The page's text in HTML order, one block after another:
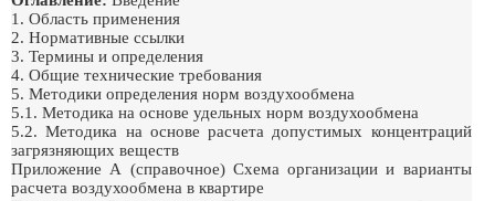
1. Область применения
2. Нормативные ссылки
3. Термины и определения
4. Общие технические требования
5. Методики определения норм воздухообмена
5.1. Методика на основе удельных норм воздухообмена
5.2. Методика на основе расчета допустимых концентраций
загрязняющих веществ
Приложение А (справочное) Схема организации и варианты
расчета воздухообмена в квартире